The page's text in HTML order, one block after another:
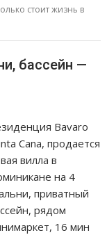
стоит жизнь в
бассейн —
Bavaro
Cana, продается
вилла в
на 4
приватный
рядом
16 мин